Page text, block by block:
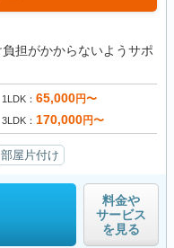
担がかからないようサポ
1LDK 65,000円〜
3LDK 170,000円〜
部屋片付け
料金や
サービス
を見る